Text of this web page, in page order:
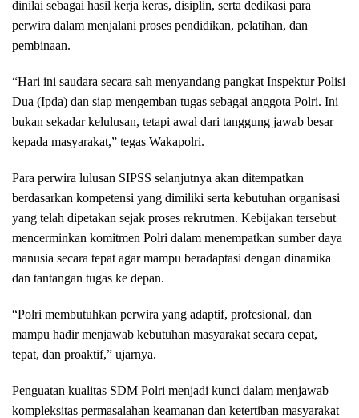
dinilai sebagai hasil kerja keras, disiplin, serta dedikasi para
perwira dalam menjalani proses pendidikan, pelatihan, dan
pembinaan.
“Hari ini saudara secara sah menyandang pangkat Inspektur Polisi
Dua (Ipda) dan siap mengemban tugas sebagai anggota Polri. Ini
bukan sekadar kelulusan, tetapi awal dari tanggung jawab besar
kepada masyarakat,” tegas Wakapolri.
Para perwira lulusan SIPSS selanjutnya akan ditempatkan
berdasarkan kompetensi yang dimiliki serta kebutuhan organisasi
yang telah dipetakan sejak proses rekrutmen. Kebijakan tersebut
mencerminkan komitmen Polri dalam menempatkan sumber daya
manusia secara tepat agar mampu beradaptasi dengan dinamika
dan tantangan tugas ke depan.
“Polri membutuhkan perwira yang adaptif, profesional, dan
mampu hadir menjawab kebutuhan masyarakat secara cepat,
tepat, dan proaktif,” ujarnya.
Penguatan kualitas SDM Polri menjadi kunci dalam menjawab
kompleksitas permasalahan keamanan dan ketertiban masyarakat